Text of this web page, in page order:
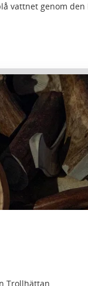
vattnet genom
Trollhättan